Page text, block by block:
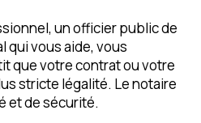
un officier public de
qui vous aide, vous
que votre contrat ou votre
stricte légalité. Le notaire
et de sécurité.